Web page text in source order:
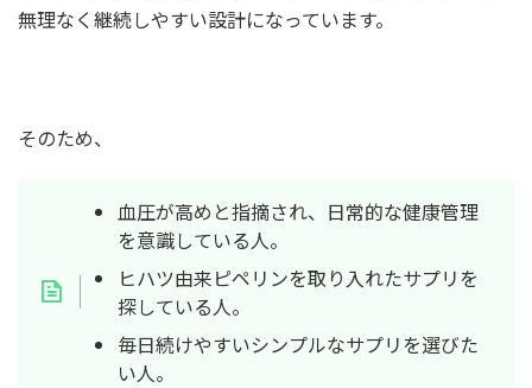
無理なく継続しやすい設計になっています。
そのため、
血圧が高めと指摘され、日常的な健康管理
を意識している人。
ヒハツ由来ピペリンを取り入れたサプリを
探している人。
毎日続けやすいシンプルなサプリを選びた
い人。